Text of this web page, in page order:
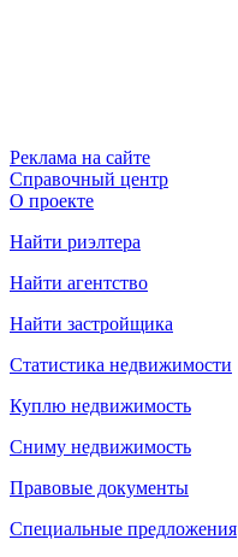
Реклама на сайте
Справочный центр
О проекте
Найти риэлтера
Найти агентство
Найти застройщика
Статистика недвижимости
Куплю недвижимость
Сниму недвижимость
Правовые документы
Специальные предложения